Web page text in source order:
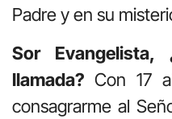
Padre y en su
Sor Evangelista,
llamada? Con 17
consagrarme al